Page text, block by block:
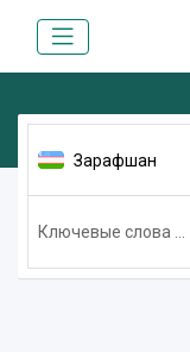
Зарафшан